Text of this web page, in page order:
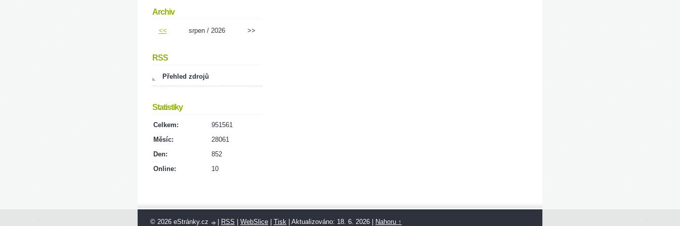
Archiv
<< srpen / 2026 >>
RSS
Přehled zdrojů
Statistiky
Online: 10
Celkem:
951561
Měsíc:
28061
Den:
852
© 2026 eStránky.cz RSS WebSlice Tisk Aktualizováno: 18. 6. 2026 Nahoru ↑